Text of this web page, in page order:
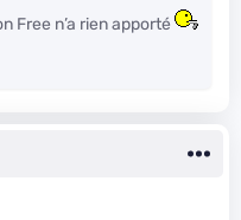
Free n’a rien apporté